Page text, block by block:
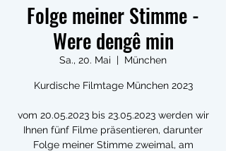
Folge meiner Stimme -
Were dengê min
Sa., 20. Mai
  |
München
Kurdische Filmtage München 2023
vom 20.05.2023 bis 23.05.2023 werden wir
Ihnen fünf Filme präsentieren, darunter
Folge meiner Stimme zweimal, am